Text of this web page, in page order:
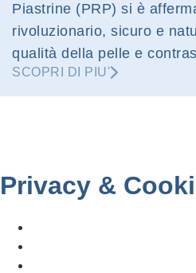
Piastrine (PRP) si è
rivoluzionario, sicuro e
qualità della pelle e
SCOPRI DI PIU'
Privacy &